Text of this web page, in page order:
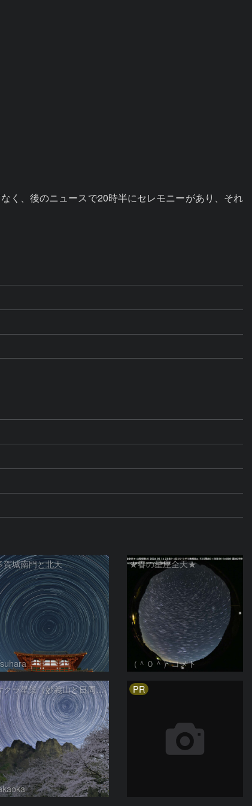
く、後のニュースで20時半にセレモニーがあり、それ
賀城南門と北天 ★春の星座全天★
（＾０＾）コメト
サクラ星景（妙義山と日周運動） PR